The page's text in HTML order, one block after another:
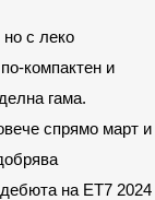
но с леко
компактен и
гама.
спрямо март и
на ET7 2024